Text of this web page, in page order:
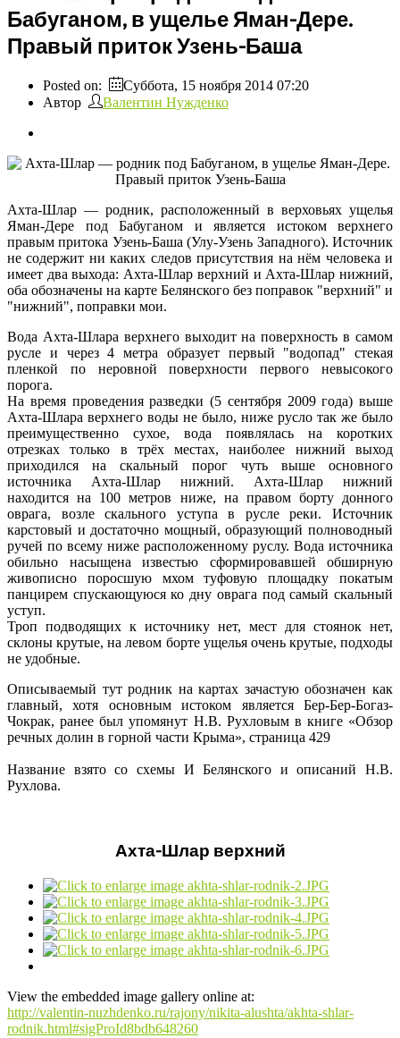
Бабуганом, в ущелье Яман-Дере.
Правый приток Узень-Баша
Posted on:
Суббота, 15 ноября 2014 07:20
Автор
Валентин Нужденко
Ахта-Шлар — родник, расположенный в верховьях ущелья
Яман-Дере под Бабуганом и является истоком верхнего
правым притока Узень-Баша (Улу-Узень Западного). Источник
не содержит ни каких следов присутствия на нём человека и
имеет два выхода: Ахта-Шлар верхний и Ахта-Шлар нижний,
оба обозначены на карте Белянского без поправок "верхний" и
"нижний", поправки мои.
Вода Ахта-Шлара верхнего выходит на поверхность в самом
русле и через 4 метра образует первый "водопад" стекая
пленкой по неровной поверхности первого невысокого
порога.
На время проведения разведки (5 сентября 2009 года) выше
Ахта-Шлара верхнего воды не было, ниже русло так же было
преимущественно сухое, вода появлялась на коротких
отрезках только в трёх местах, наиболее нижний выход
приходился на скальный порог чуть выше основного
источника Ахта-Шлар нижний. Ахта-Шлар нижний
находится на 100 метров ниже, на правом борту донного
оврага, возле скального уступа в русле реки. Источник
карстовый и достаточно мощный, образующий полноводный
ручей по всему ниже расположенному руслу. Вода источника
обильно насыщена известью сформировавшей обширную
живописно поросшую мхом туфовую площадку покатым
панцирем спускающуюся ко дну оврага под самый скальный
уступ.
Троп подводящих к источнику нет, мест для стоянок нет,
склоны крутые, на левом борте ущелья очень крутые, подходы
не удобные.
Описываемый тут родник на картах зачастую обозначен как
главный, хотя основным истоком является Бер-Бер-Богаз-
Чокрак, ранее был упомянут Н.В. Рухловым в книге «Обзор
речных долин в горной части Крыма», страница 429
Название взято со схемы И Белянского и описаний Н.В.
Рухлова.
Ахта-Шлар верхний
View the embedded image gallery online at:
http://valentin-nuzhdenko.ru/rajony/nikita-alushta/akhta-shlar-
rodnik.html#sigProId8bdb648260